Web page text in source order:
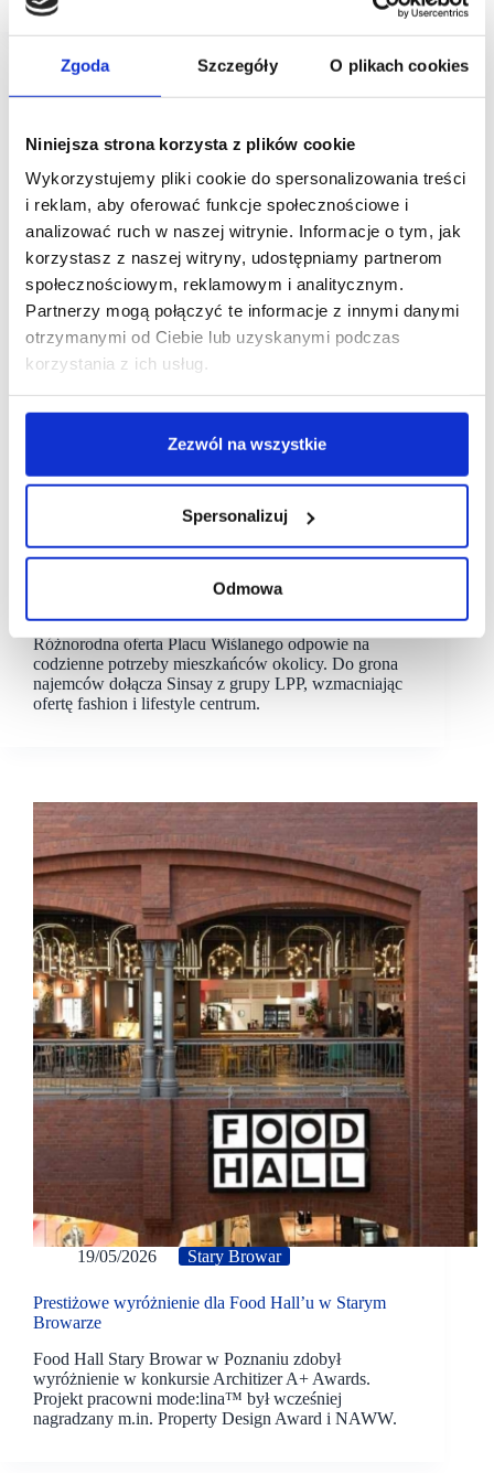
Zgoda Szczegóły O plikach cookies
Niniejsza strona korzysta z plików cookie
Wykorzystujemy pliki cookie do spersonalizowania treści
i reklam, aby oferować funkcje społecznościowe i
analizować ruch w naszej witrynie. Informacje o tym, jak
korzystasz z naszej witryny, udostępniamy partnerom
społecznościowym, reklamowym i analitycznym.
Partnerzy mogą połączyć te informacje z innymi danymi
otrzymanymi od Ciebie lub uzyskanymi podczas
korzystania z ich usług.
Zezwól na wszystkie
Spersonalizuj
Odmowa
20/05/2026 Mallson Plac Wiślany
MALLSON: SINSAY wśród kluczowych najemców
Różnorodna oferta Placu Wiślanego odpowie na
codzienne potrzeby mieszkańców okolicy. Do grona
najemców dołącza Sinsay z grupy LPP, wzmacniając
ofertę fashion i lifestyle centrum.
19/05/2026 Stary Browar
Prestiżowe wyróżnienie dla Food Hall’u w Starym
Browarze
Food Hall Stary Browar w Poznaniu zdobył
wyróżnienie w konkursie Architizer A+ Awards.
Projekt pracowni mode:lina™ był wcześniej
nagradzany m.in. Property Design Award i NAWW.